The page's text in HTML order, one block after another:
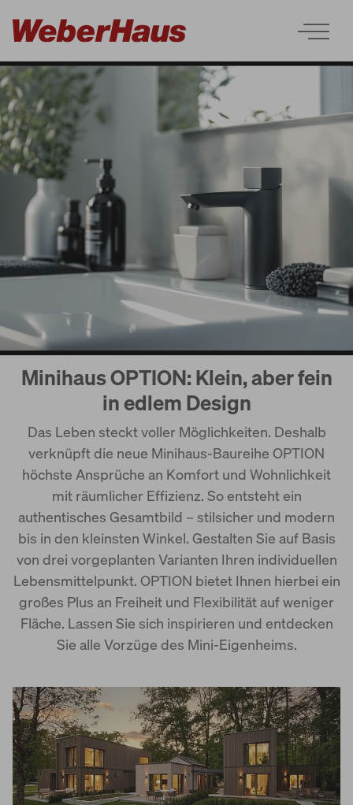
Minihaus OPTION: Klein, aber fein
in edlem Design
Das Leben steckt voller Möglichkeiten. Deshalb
verknüpft die neue Minihaus-Baureihe OPTION
höchste Ansprüche an Komfort und Wohnlichkeit
mit räumlicher Effizienz. So entsteht ein
authentisches Gesamtbild – stilsicher und modern
bis in den kleinsten Winkel. Gestalten Sie auf Basis
von drei vorgeplanten Varianten Ihren individuellen
Lebensmittelpunkt. OPTION bietet Ihnen hierbei ein
großes Plus an Freiheit und Flexibilität auf weniger
Fläche. Lassen Sie sich inspirieren und entdecken
Sie alle Vorzüge des Mini-Eigenheims.
generation5.5
sunshine
CityLife
myLife
OPTION
WeberHaus newLife